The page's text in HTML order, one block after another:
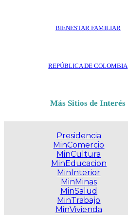
BIENESTAR FAMILIAR
REPÚBLICA DE COLOMBIA
Más Sitios de Interés
Presidencia
MinComercio
MinCultura
MinEducacion
MinInterior
MinMinas
MinSalud
MinTrabajo
MinVivienda